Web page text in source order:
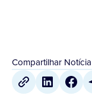
Compartilhar Notícia